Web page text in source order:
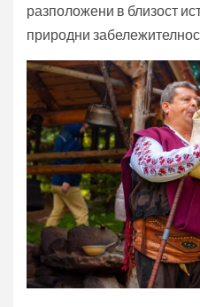
разположени в близост
природни